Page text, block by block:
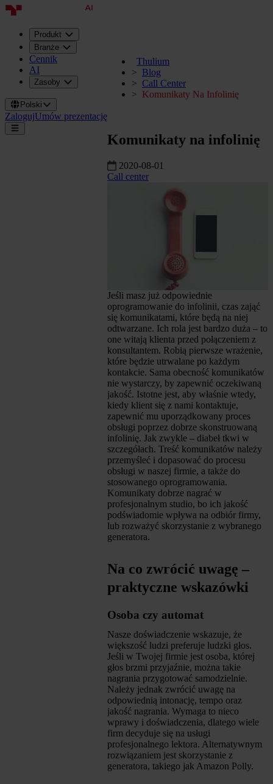
Produkt
Branże
Cennik
AI
Zasoby
Polski
ZalogujUmów prezentację
Thulium
Blog
Call Center
Komunikaty Na Infolinię
Komunikaty na infolinię
2020-08-01
Call center
Jeśli masz już odpowiednie
oprogramowanie do infolinii, czas zająć
się komunikatami, które będą na niej
odtwarzane. Ich rola jest bardzo duża – to
one witają klienta przed połączeniem z
konsultantem. Robią pierwsze wrażenie,
które będzie utrwalane po każdym
kontakcie. Sama obecność komunikatów
nie wystarczy, by zapewnić oczekiwaną
jakość. Istotne jest, aby właśnie wtedy,
kiedy klient się z nami kontaktuje,
zapewnić mu uporządkowany proces
obsługi poprzez dobrze skonstruowaną
infolinię. Jak zwykle – diabeł tkwi w
szczegółach. Treść komunikatów należy
przemyśleć i dopasować do procesu
obsługi w naszej firmie, a także do
stosowanego oprogramowania.
Komunikaty dobrze nagrać w
profesjonalnym studio, bo ich jakość
podświadomie wpływa na odbiór firmy,
lub rozważyć skorzystanie z wybranego
generatora.
Na co zwrócić uwagę –
praktyczne wskazówki
Osoba czy automat
Nasze doświadczenie wskazuje, że
większość ludzi preferuje ludzki głos.
Jeśli w Twojej firmie jest osoba, której
głos brzmi przyjaźnie, można takie
nagrania przygotować samodzielnie.
Należy jednak zwrócić uwagę na
odpowiednią intonację, tempo oraz
jakość nagrania. Wymaga to nieco
wprawy i doświadczenia, dlatego wiele
firm decyduje się na usługi
profesjonalnego lektora. Alternatywnym
rozwiązaniem jest skorzystanie z
generatora, takiego jak Amazon Polly.